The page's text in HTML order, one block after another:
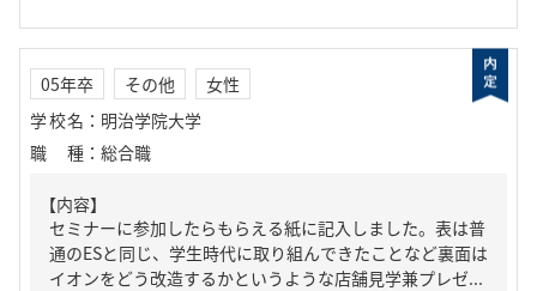
05年卒 その他
女性
学校名 ： 明治学院大学
職種 ： 総合職
【内容】
セミナーに参加したらもらえる紙に記入しました。表は普
通のESと同じ、学生時代に取り組んできたことなど裏面は
イオンをどう改造するかというような店舗見学兼プレゼ...